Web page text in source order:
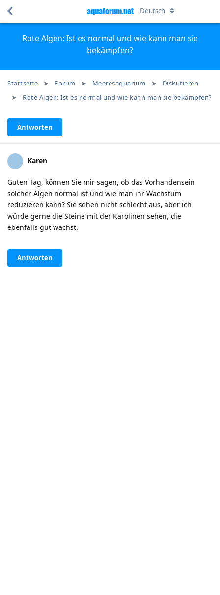
Rote Algen: Ist es normal und wie kann man sie
bekämpfen?
Startseite Forum Meeresaquarium
Diskutieren
Rote Algen: Ist es normal und wie kann man sie bekämpfen?
aquaforum.net Deutsch
Antworten
Karen
Guten Tag, können Sie mir sagen, ob das Vorhandensein
solcher Algen normal ist und wie man ihr Wachstum
reduzieren kann? Sie sehen nicht schlecht aus, aber ich
würde gerne die Steine mit der Karolinen sehen, die
ebenfalls gut wächst.
Antworten